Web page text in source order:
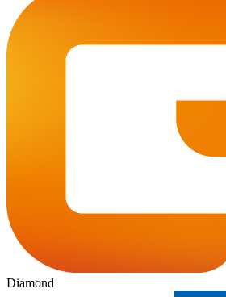
Diamond